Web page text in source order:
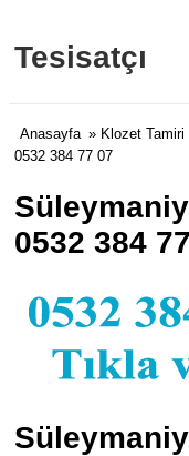
Tesisatçı
Anasayfa » Klozet
0532 384 77 07
0532 384